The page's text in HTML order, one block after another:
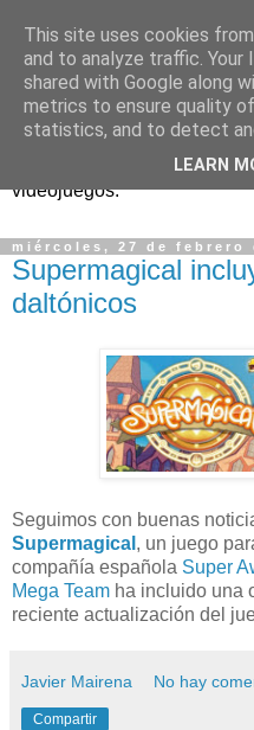
Análisis, noticias y eventos
videojuegos.
miércoles, 27 de febrero
Supermagical
daltónicos
Seguimos con buenas
Supermagical , un juego
compañía española Super
Mega Team ha incluido una
reciente actualización del
Javier Mairena No hay
Compartir
This site uses cookies
and to analyze traffic. Your
shared with Google along
metrics to ensure quality
statistics, and to detect
LEARN